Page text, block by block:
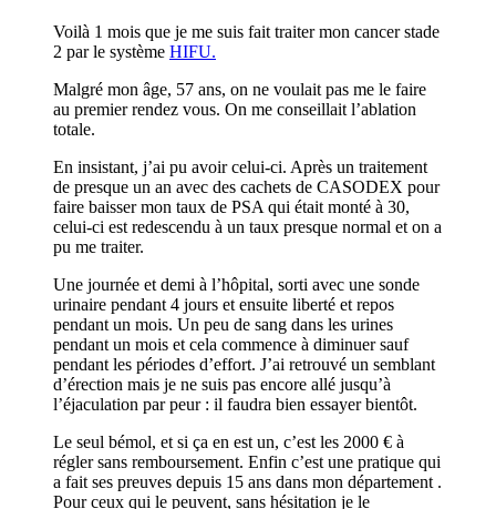
Voilà 1 mois que je me suis fait traiter mon cancer stade
2 par le système HIFU.
Malgré mon âge, 57 ans, on ne voulait pas me le faire
au premier rendez vous. On me conseillait l’ablation
totale.
En insistant, j’ai pu avoir celui-ci. Après un traitement
de presque un an avec des cachets de CASODEX pour
faire baisser mon taux de PSA qui était monté à 30,
celui-ci est redescendu à un taux presque normal et on a
pu me traiter.
Une journée et demi à l’hôpital, sorti avec une sonde
urinaire pendant 4 jours et ensuite liberté et repos
pendant un mois. Un peu de sang dans les urines
pendant un mois et cela commence à diminuer sauf
pendant les périodes d’effort. J’ai retrouvé un semblant
d’érection mais je ne suis pas encore allé jusqu’à
l’éjaculation par peur : il faudra bien essayer bientôt.
Le seul bémol, et si ça en est un, c’est les 2000 € à
régler sans remboursement. Enfin c’est une pratique qui
a fait ses preuves depuis 15 ans dans mon département .
Pour ceux qui le peuvent, sans hésitation je le